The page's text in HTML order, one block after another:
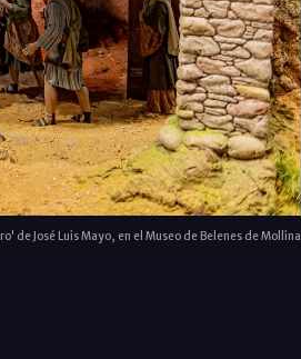
de José Luis Mayo, en el Museo de Belenes de Mollina